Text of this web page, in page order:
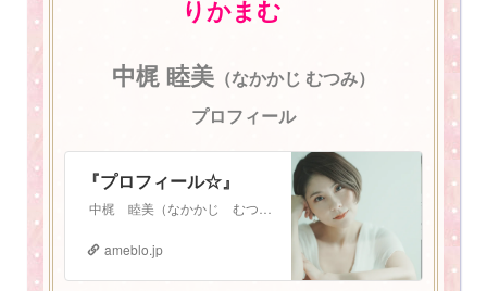
りかまむ
中梶 睦美 （なかかじ むつみ）
プロフィール
『プロフィール☆』
ameblo.jp